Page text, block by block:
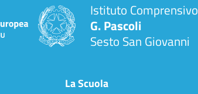
Istituto Comprensivo
G. Pascoli
Sesto San Giovanni
La Scuola